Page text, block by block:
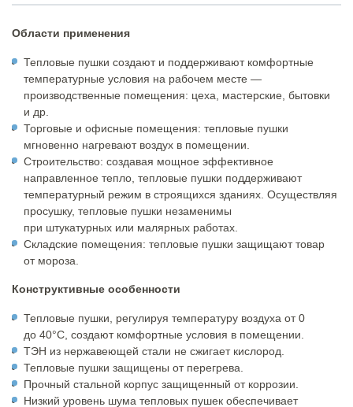
Области применения
Тепловые пушки создают и поддерживают комфортные
температурные условия на рабочем месте —
производственные помещения: цеха, мастерские, бытовки
и др.
Торговые и офисные помещения: тепловые пушки
мгновенно нагревают воздух в помещении.
Строительство: создавая мощное эффективное
направленное тепло, тепловые пушки поддерживают
температурный режим в строящихся зданиях. Осуществляя
просушку, тепловые пушки незаменимы
при штукатурных или малярных работах.
Складские помещения: тепловые пушки защищают товар
от мороза.
Конструктивные особенности
Тепловые пушки, регулируя температуру воздуха от 0
до 40°С, создают комфортные условия в помещении.
ТЭН из нержавеющей стали не сжигает кислород.
Тепловые пушки защищены от перегрева.
Прочный стальной корпус защищенный от коррозии.
Низкий уровень шума тепловых пушек обеспечивает